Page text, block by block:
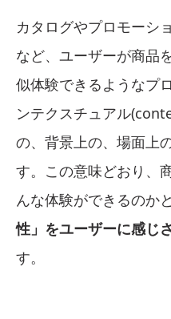
カタログやプロモーシ
など、ユーザーが商品
似体験できるようなプ
ンテクスチュアル
の、背景上の、場面上
す。この意味どおり、
んな体験ができるのか
性」をユーザーに感じ
す。